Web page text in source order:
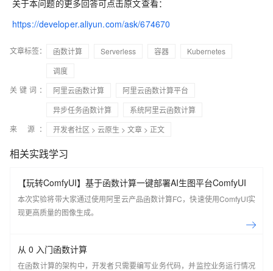
关于本问题的更多回答可点击原文查看：
https://developer.aliyun.com/ask/674670
文章标签： 函数计算 Serverless 容器
Kubernetes
调度
关键词：
阿里云函数计算
阿里云函数计算平台
异步任务函数计算
系统阿里云函数计算
来 源：
开发者社区 > 云原生 > 文章 > 正文
相关实践学习
【玩转ComfyUI】基于函数计算一键部署AI生图平台ComfyUI
本次实验将带大家通过使用阿里云产品函数计算FC，快速使用ComfyUI实
现更高质量的图像生成。
从 0 入门函数计算
在函数计算的架构中，开发者只需要编写业务代码，并监控业务运行情况